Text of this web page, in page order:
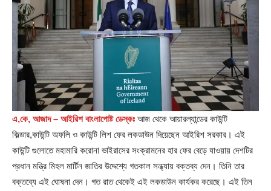
এ,কে, আজাদ – আইরিশ বাংলাপোষ্ট ডেস্কঃ আজ থেকে আয়ারল্যান্ডের কাউন্টি
কিল্ডার,কাউন্টি অফলি ও কাউন্টি লিশ ফের লকডাউন দিয়েছেন আইরিশ সরকার। এই
কাউন্টি গুলোতে মহামারি করোনা ভাইরাসের সংক্রামনের হার ফের বেড়ে যাওয়ায় দেশটির
প্রধান মন্ত্রি মিহল মার্টিন জাতির উদ্দেশ্যে গতকাল সন্ধ্যায় বক্তব্য দেন। তিনি তার
বক্তব্যে এই ঘোষনা দেন। গত রাত থেকেই এই লকডাউন কার্যকর করেছে। এই তিন